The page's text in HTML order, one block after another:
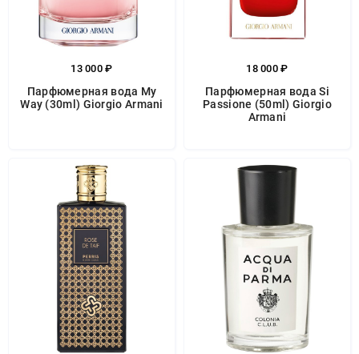
13 000 ₽
Парфюмерная вода My
Way (30ml) Giorgio Armani
18 000 ₽
Парфюмерная вода Si
Passione (50ml) Giorgio
Armani